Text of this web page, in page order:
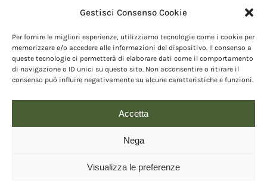
Gestisci Consenso Cookie
Per fornire le migliori esperienze, utilizziamo tecnologie come i cookie per
memorizzare e/o accedere alle informazioni del dispositivo. Il consenso a
queste tecnologie ci permetterà di elaborare dati come il comportamento
di navigazione o ID unici su questo sito. Non acconsentire o ritirare il
consenso può influire negativamente su alcune caratteristiche e funzioni.
Accetta
Nega
Visualizza le preferenze
Glossario DOP IGP
Marchi DOP IGP
Normativa prodotti DOP IGP
Consorzi di Tutela
Farm To Fork e prodotti DOP IGP